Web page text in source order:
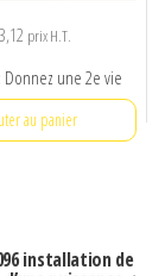
prix H.T.
Donnez une 2e vie
au panier
installation de